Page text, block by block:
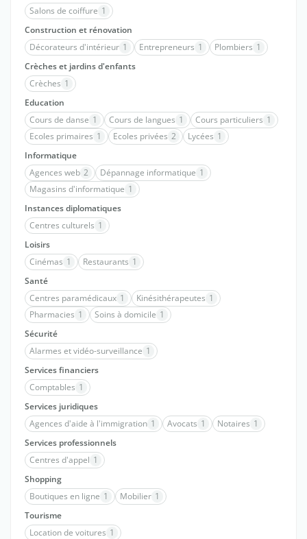
Salons de coiffure 1
Construction et rénovation
Décorateurs d'intérieur 1 Entrepreneurs 1 Plombiers 1
Crèches et jardins d'enfants
Crèches 1
Education
Cours de danse 1 Cours de langues 1 Cours particuliers 1
Ecoles primaires 1 Ecoles privées 2 Lycées 1
Informatique
Agences web 2 Dépannage informatique 1
Magasins d'informatique 1
Instances diplomatiques
Centres culturels 1
Loisirs
Cinémas 1 Restaurants 1
Santé
Centres paramédicaux 1 Kinésithérapeutes 1
Pharmacies 1 Soins à domicile 1
Sécurité
Alarmes et vidéo-surveillance 1
Services financiers
Comptables 1
Services juridiques
Agences d'aide à l'immigration 1 Avocats 1 Notaires 1
Services professionnels
Centres d'appel 1
Shopping
Boutiques en ligne 1 Mobilier 1
Tourisme
Location de voitures 1